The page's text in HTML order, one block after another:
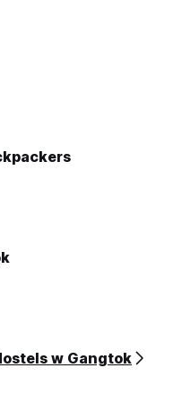
w Gangtok